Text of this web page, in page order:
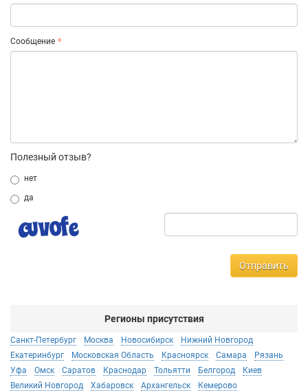
Сообщение
Полезный отзыв?
нет
да
Отправить
Регионы присутствия
Санкт-Петербург Москва Новосибирск
Нижний Новгород
Екатеринбург
Московская Область Красноярск Самара
Рязань
Уфа
Омск Саратов Краснодар Тольятти Белгород
Киев
Великий Новгород
Хабаровск Архангельск
Кемерово